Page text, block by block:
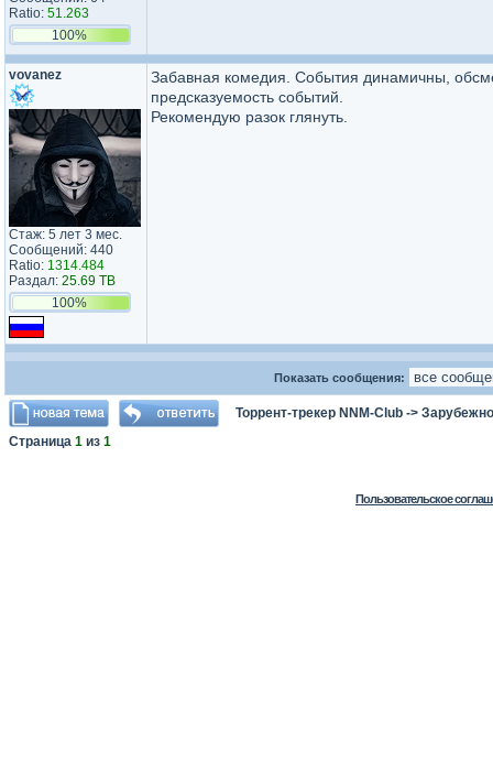
Ratio: 51.263
100%
vovanez
Стаж: 5 лет 3 мес.
Сообщений: 440
Ratio: 1314.484
Раздал: 25.69 TB
100%
Забавная комедия. События динамичны,
предсказуемость событий.
Рекомендую разок глянуть.
Показать сообщения:
Торрент-трекер NNM-Club ->
Страница 1 из 1
Пользовательское